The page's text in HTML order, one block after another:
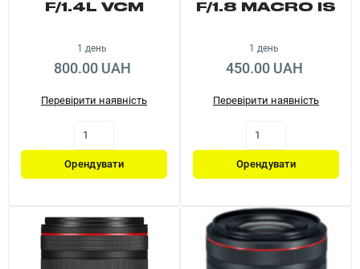
F/1.4L VCM
1 день
800.00 UAH
Перевірити наявність
Орендувати
F/1.8 MACRO IS
1 день
450.00 UAH
Перевірити наявність
Орендувати